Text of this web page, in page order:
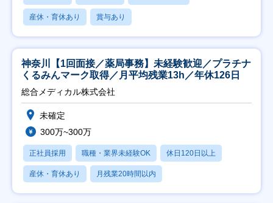
産休・育休あり 賞与あり
神奈川【1回面接／薬局事務】未経験歓迎／プラチナ
くるみんマーク取得／月平均残業13h／年休126日
総合メディカル株式会社
未確定
300万~300万
正社員採用 職種・業界未経験OK 休日120日以上
産休・育休あり 月残業20時間以内